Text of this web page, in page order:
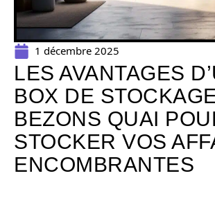
1 décembre 2025
LES AVANTAGES
BOX DE
BEZONS QUAI
STOCKER VOS
ENCOMBRANTES